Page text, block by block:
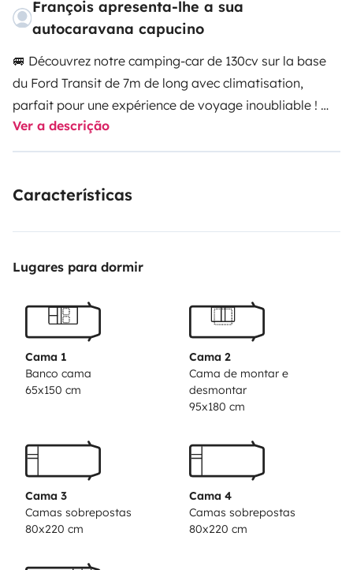
François apresenta-lhe a sua
autocaravana capucino
🚐 Découvrez notre camping-car de 130cv sur la base
du Ford Transit de 7m de long avec climatisation,
parfait pour une expérience de voyage inoubliable ! 🌞
👨‍👩‍👧‍👦 Avec une capacité d\'accueil de cinq
confort dont vous avez besoin. Vous trouverez deux lits
manger. Profitez d\'un repos bien mérité après une
🟥A noter que le nécessaire et le ligne de lit et de
🌲 Que vous prévoyiez une escapade d\'une semaine
ou une journée d\'évasion, notre camping-car est
disponible en location à la semaine ou pour un week-
end ou un séjour de deux nuits minimum. Vous avez la
flexibilité de choisir la durée qui convient le mieux à
vos besoins.
Ver a descrição
Características
Lugares para dormir
Cama 1
Banco cama
65x150 cm
Cama 2
Cama de montar e
desmontar
95x180 cm
Cama 3
Camas sobrepostas
80x220 cm
Cama 4
Camas sobrepostas
80x220 cm